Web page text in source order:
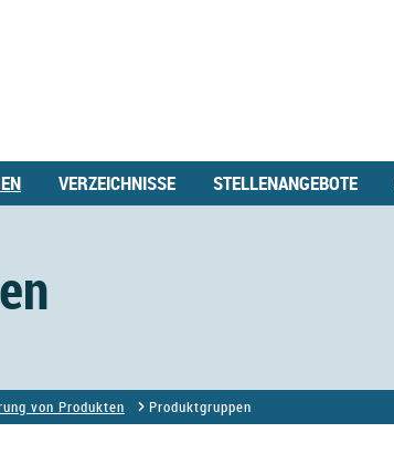
VERZEICHNISSE STELLENANGEBOTE
von Produkten Produktgruppen